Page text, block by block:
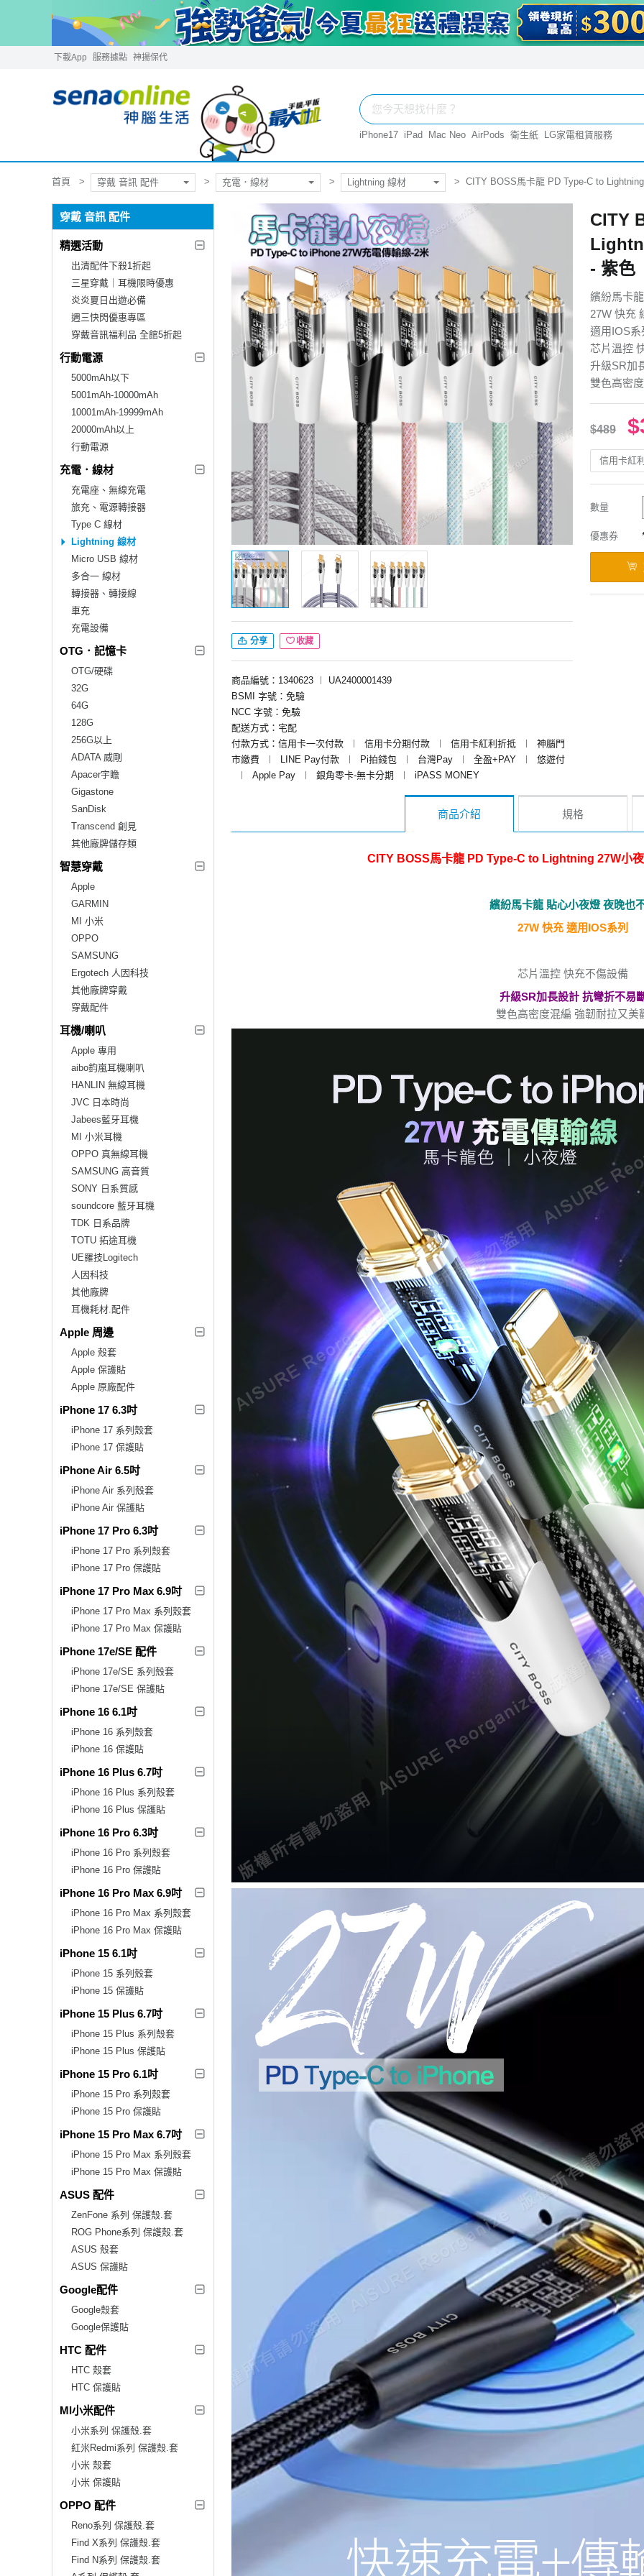
下載App 服務據點 神揚保代
iPhone17 iPad Mac Neo AirPods 衛生紙 LG家電租賃服務
首頁 穿戴 音訊 配件 充電．線材 Lightning 線材 CITY BOSS馬卡龍 PD Type-C to
穿戴 音訊 配件
精選活動
出清配件下殺1折起
三星穿戴｜耳機限時優惠
炎炎夏日出遊必備
週三快閃優惠專區
穿戴音訊福利品 全館5折起
行動電源
5000mAh以下
5001mAh-10000mAh
10001mAh-19999mAh
20000mAh以上
行動電源
充電．線材
充電座、無線充電
旅充、電源轉接器
Type C 線材
Lightning 線材
Micro USB 線材
多合一 線材
轉接器、轉接線
車充
充電設備
OTG．記憶卡
OTG/硬碟
32G
64G
128G
256G以上
ADATA 威剛
Apacer宇瞻
Gigastone
SanDisk
Transcend 創見
其他廠牌儲存類
智慧穿戴
Apple
GARMIN
MI 小米
OPPO
SAMSUNG
Ergotech 人因科技
其他廠牌穿戴
穿戴配件
耳機/喇叭
Apple 專用
aibo鈞嵐耳機喇叭
HANLIN 無線耳機
JVC 日本時尚
Jabees藍牙耳機
MI 小米耳機
OPPO 真無線耳機
SAMSUNG 高音質
SONY 日系質感
soundcore 藍牙耳機
TDK 日系品牌
TOTU 拓途耳機
UE羅技Logitech
人因科技
其他廠牌
耳機耗材.配件
Apple 周邊
Apple 殼套
Apple 保護貼
Apple 原廠配件
iPhone 17 6.3吋
iPhone 17 系列殼套
iPhone 17 保護貼
iPhone Air 6.5吋
iPhone Air 系列殼套
iPhone Air 保護貼
iPhone 17 Pro 6.3吋
iPhone 17 Pro 系列殼套
iPhone 17 Pro 保護貼
iPhone 17 Pro Max 6.9吋
iPhone 17 Pro Max 系列殼套
iPhone 17 Pro Max 保護貼
iPhone 17e/SE 配件
iPhone 17e/SE 系列殼套
iPhone 17e/SE 保護貼
iPhone 16 6.1吋
iPhone 16 系列殼套
iPhone 16 保護貼
iPhone 16 Plus 6.7吋
iPhone 16 Plus 系列殼套
iPhone 16 Plus 保護貼
iPhone 16 Pro 6.3吋
iPhone 16 Pro 系列殼套
iPhone 16 Pro 保護貼
iPhone 16 Pro Max 6.9吋
iPhone 16 Pro Max 系列殼套
iPhone 16 Pro Max 保護貼
iPhone 15 6.1吋
iPhone 15 系列殼套
iPhone 15 保護貼
iPhone 15 Plus 6.7吋
iPhone 15 Plus 系列殼套
iPhone 15 Plus 保護貼
iPhone 15 Pro 6.1吋
iPhone 15 Pro 系列殼套
iPhone 15 Pro 保護貼
iPhone 15 Pro Max 6.7吋
iPhone 15 Pro Max 系列殼套
iPhone 15 Pro Max 保護貼
ASUS 配件
ZenFone 系列 保護殼.套
ROG Phone系列 保護殼.套
ASUS 殼套
ASUS 保護貼
Google配件
Google殼套
Google保護貼
HTC 配件
HTC 殼套
HTC 保護貼
MI小米配件
小米系列 保護殼.套
紅米Redmi系列 保護殼.套
小米 殼套
小米 保護貼
OPPO 配件
Reno系列 保護殼.套
Find X系列 保護殼.套
Find N系列 保護殼.套
分享 收藏
商品編號：1340623 ︱
UA2400001439
BSMI 字號：免驗
NCC 字號：免驗
配送方式：宅配
付款方式：信用卡一次付款
︱ 信用卡分期付款 ︱ 信用卡紅利折抵 ︱
神腦門
市繳費
︱ LINE Pay付款 ︱ Pi拍錢包 ︱ 台灣Pay ︱ 全盈+PAY ︱
悠遊付
︱
Apple Pay ︱ 銀角零卡-無卡分期 ︱ iPASS MONEY
CITY
- 紫色
繽紛馬卡
27W 快充
適用IOS系
芯片溫控
升級SR加
雙色高密
$489
信用卡紅
數量
優惠券
商品介紹 規格
CITY BOSS馬卡龍 PD Type-C to Lightning 27W小
繽紛馬卡龍 貼心小夜燈 夜晚也
27W 快充 適用IOS系列
芯片溫控 快充不傷設備
升級SR加長設計 抗彎折不易
雙色高密度混編 強韌耐拉又美